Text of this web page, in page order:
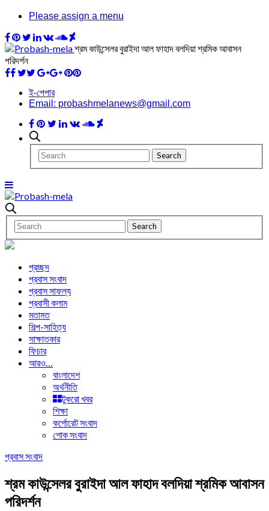
Please assign a menu
শ্রম কাউন্সেলর বুরাইদা আল ফাহাদ বলদিয়া শ্রমিক আবাসন
পরিদর্শন
ই-পেপার
Email: probashmelanews@gmail.com
প্রচ্ছদ
প্রবাস সংবাদ
প্রবাস সাফল্য
প্রবাসী কলাম
মতামত
শিল্প-সাহিত্য
সাক্ষাতকার
ফিচার
আরও…
বাংলাদেশ
অর্থনীতি
টুকরো খবর
শিক্ষা
কর্পোরেট সংবাদ
শোক সংবাদ
প্রবাস সংবাদ
শ্রম কাউন্সেলর বুরাইদা আল ফাহাদ বলদিয়া শ্রমিক আবাসন
পরিদর্শন